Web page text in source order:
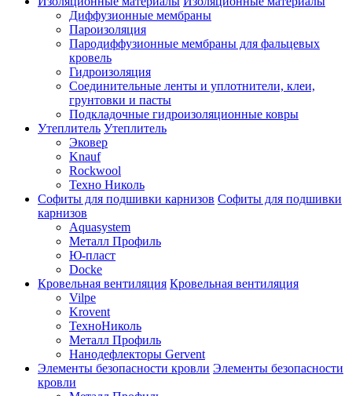
Диффузионные мембраны
Пароизоляция
Пародиффузионные мембраны для фальцевых
кровель
Гидроизоляция
Соединительные ленты и уплотнители, клеи,
грунтовки и пасты
Подкладочные гидроизоляционные ковры
Утеплитель Утеплитель
Эковер
Knauf
Rockwool
Техно Николь
Софиты для подшивки карнизов Софиты для подшивки
карнизов
Aquasystem
Металл Профиль
Ю-пласт
Docke
Кровельная вентиляция Кровельная вентиляция
Vilpe
Krovent
ТехноНиколь
Металл Профиль
Нанодефлекторы Gervent
Элементы безопасности кровли Элементы безопасности
кровли